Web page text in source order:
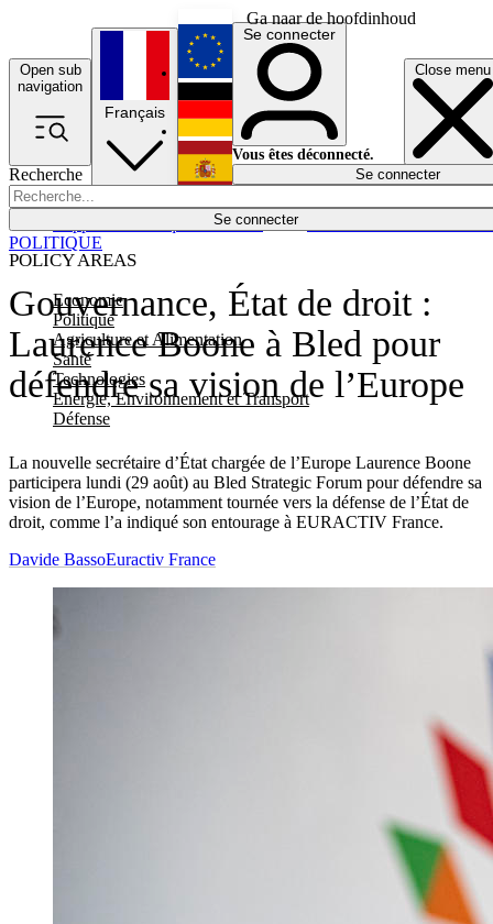
Ga naar de hoofdinhoud
Open sub
navigation
Close menu
Recherche
Se connecter
POLICY AREAS
Economie
Politique
Agriculture et Alimentation
Santé
Technologies
Energie, Environnement et Transport
Défense
Économie
Français
English
Deutsch
Español
Se connecter
Vous êtes déconnecté.
Se connecter
Gouvernance, État de droit :
Laurence Boone à Bled pour
défendre sa vision de l’Europe
La nouvelle secrétaire d’État chargée de l’Europe Laurence Boone
participera lundi (29 août) au Bled Strategic Forum pour défendre sa
vision de l’Europe, notamment tournée vers la défense de l’État de
droit, comme l’a indiqué son entourage à EURACTIV France.
POLITIQUE
Davide BassoEuractiv France